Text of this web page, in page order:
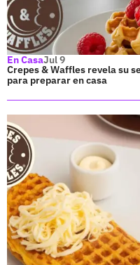
En CasaJul 9
Crepes & Waffles revela su
para preparar en casa